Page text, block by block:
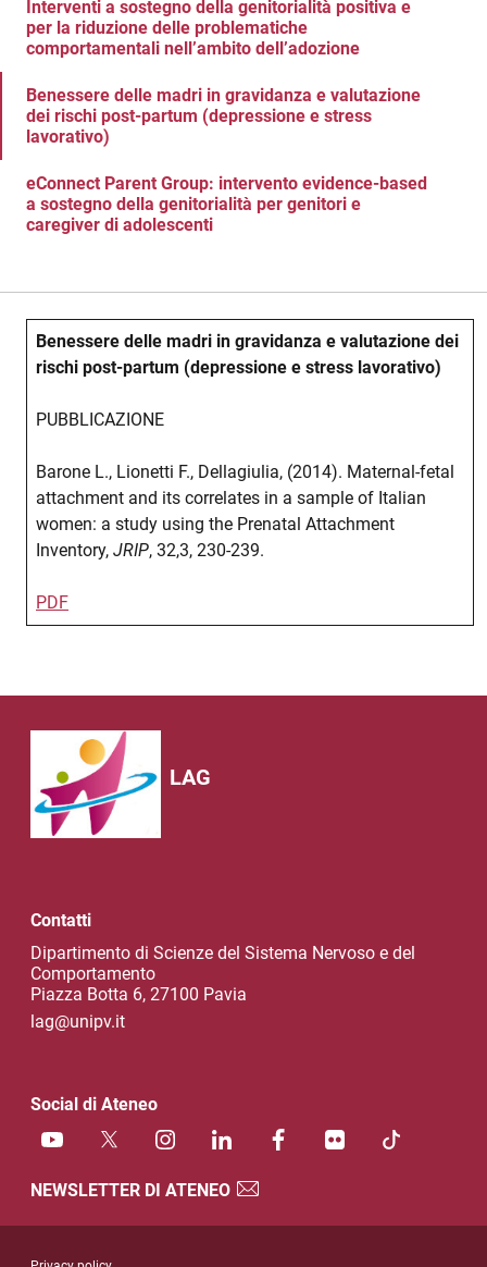
Interventi a sostegno della genitorialità positiva e
per la riduzione delle problematiche
comportamentali nell’ambito dell’adozione
Benessere delle madri in gravidanza e valutazione
dei rischi post-partum (depressione e stress
lavorativo)
eConnect Parent Group: intervento evidence-based
a sostegno della genitorialità per genitori e
caregiver di adolescenti
Benessere delle madri in gravidanza e valutazione dei
rischi post-partum (depressione e stress lavorativo)
PUBBLICAZIONE
Barone L., Lionetti F., Dellagiulia, (2014). Maternal-fetal
attachment and its correlates in a sample of Italian
women: a study using the Prenatal Attachment
Inventory, JRIP, 32,3, 230-239.
PDF
LAG
Contatti
Dipartimento di Scienze del Sistema Nervoso e del
Comportamento
Piazza Botta 6, 27100 Pavia
lag@unipv.it
Social di Ateneo
NEWSLETTER DI ATENEO